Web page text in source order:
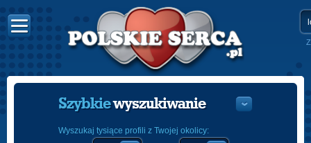
Szybkiewyszukiwanie
Wyszukaj tysiące profili z Twojej okolicy: